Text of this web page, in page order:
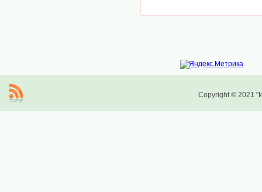
Copyright © 2021